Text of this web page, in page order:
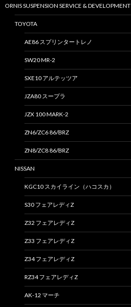
ORNIS SUSPENSION SERVICE & DEVELOPMENT
TOYOTA
AE86 スプリンタートレノ
SW20 MR-2
SXE10 アルテッツア
JZA80 スープラ
JZX 100 MARK-2
ZN6/ZC6 86/BRZ
ZN8/ZC8 86/BRZ
NISSAN
KGC10 スカイライン（ハコスカ）
S30 フェアレディZ
Z32 フェアレディZ
Z33 フェアレディZ
Z34 フェアレディZ
RZ34 フェアレディZ
AK-12 マーチ